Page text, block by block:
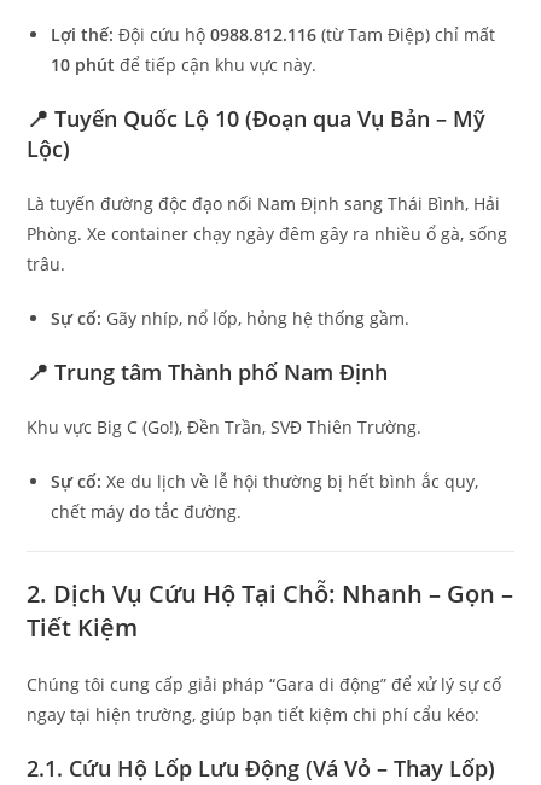
Lợi thế: Đội cứu hộ0988.812.116 (từ Tam Điệp) chỉ mất
10 phút để tiếp cận khu vực này.
📍 Tuyến Quốc Lộ 10 (Đoạn qua Vụ Bản – Mỹ
Lộc)
Là tuyến đường độc đạo nối Nam Định sang Thái Bình, Hải
Phòng. Xe container chạy ngày đêm gây ra nhiều ổ gà, sống
trâu.
Sự cố: Gãy nhíp, nổ lốp, hỏng hệ thống gầm.
📍 Trung tâm Thành phố Nam Định
Khu vực Big C (Go!), Đền Trần, SVĐ Thiên Trường.
Sự cố: Xe du lịch về lễ hội thường bị hết bình ắc quy,
chết máy do tắc đường.
2. Dịch Vụ Cứu Hộ Tại Chỗ: Nhanh – Gọn –
Tiết Kiệm
Chúng tôi cung cấp giải pháp “Gara di động” để xử lý sự cố
ngay tại hiện trường, giúp bạn tiết kiệm chi phí cẩu kéo:
2.1. Cứu Hộ Lốp Lưu Động (Vá Vỏ – Thay Lốp)